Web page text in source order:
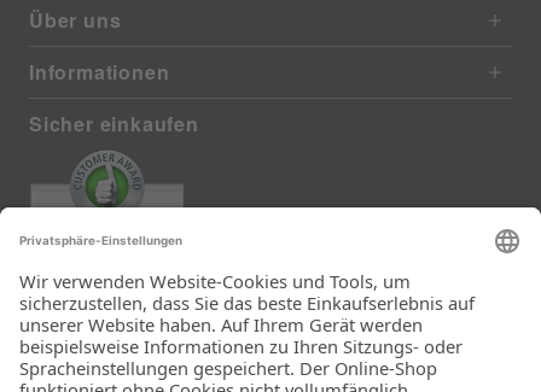
Über uns
Informationen
Sicher einkaufen
372 reviews from real customers
(last 12 months)
Total: 11290
Die Auswahl und die
Einfachheit der
Bestellung.